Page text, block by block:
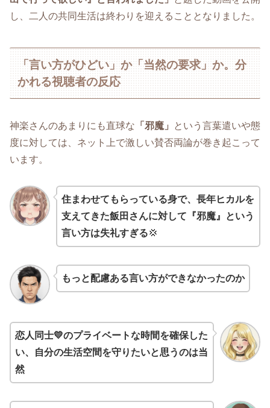
し、二人の共同生活は終わりを迎えることとなりました。
「言い方がひどい」か「当然の要求」か。分
かれる視聴者の反応
神楽さんのあまりにも直球な 「邪魔」
という言葉遣いや態
度に対しては、ネット上で激しい賛否両論が巻き起こって
います。
住まわせてもらっている身で、長年ヒカルを
支えてきた飯田さんに対して『邪魔』という
言い方は失礼すぎる💢
もっと配慮ある言い方ができなかったのか
恋人同士💛のプライベートな時間を確保した
い、自分の生活空間を守りたいと思うのは当
然